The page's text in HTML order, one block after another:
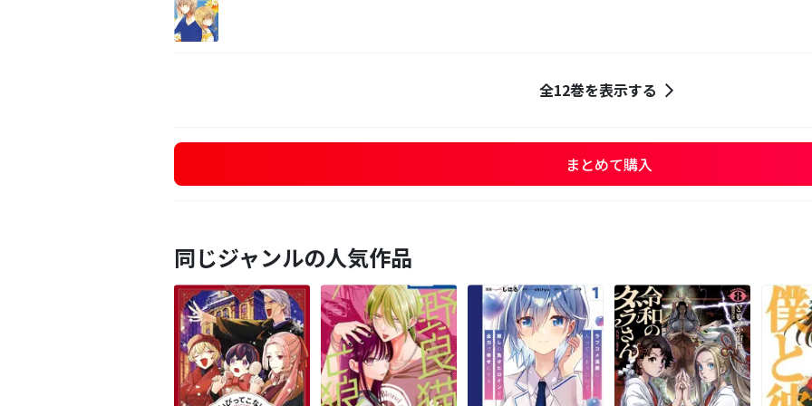
全12巻を表示する
まとめて購入
同じジャンルの人気作品